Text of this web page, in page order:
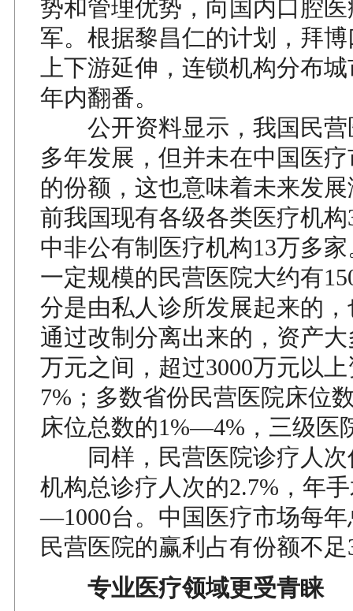
势和管理优势，向国内口腔
军。根据黎昌仁的计划，拜
上下游延伸，连锁机构分布
年内翻番。
公开资料显示，我国民营
多年发展，但并未在中国医
的份额，这也意味着未来发
前我国现有各级各类医疗机
中非公有制医疗机构13万多
一定规模的民营医院大约有
分是由私人诊所发展起来的
通过改制分离出来的，资产
万元之间，超过3000万元以
7%；多数省份民营医院床位
床位总数的1%—4%，三级医
同样，民营医院诊疗人次
机构总诊疗人次的2.7%，年
—1000台。中国医疗市场每
民营医院的赢利占有份额不足
专业医疗领域更受青睐